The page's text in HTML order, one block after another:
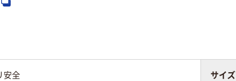
安全 サイズ